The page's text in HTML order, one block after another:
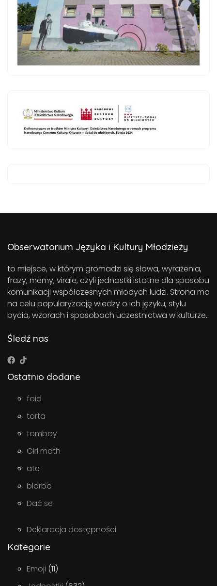
Obserwatorium Języka i Kultury Młodzieży
to miejsce, w którym gromadzi się słowa, wyrażenia,
frazy, memy, virale, czyli jednostki istotne dla sposobu
komunikacji współczesnych młodych ludzi. Strona ma
na celu popularyzację wiedzy o ich języku, stylu
bycia, wzorach i sposobach uczestnictwa w kulturze.
Śledź nas
Ostatnio dodane
foid
torta
tomboy
Girl math
ate
blorbo
Dać se
Deklaracja dostępności
Kategorie
Emoji (11)